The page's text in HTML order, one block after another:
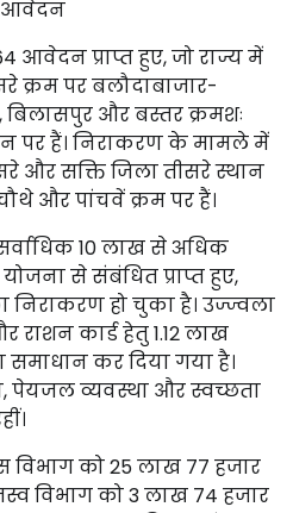
आवेदन
आवेदन प्राप्त हुए, जो राज्य में
क्रम पर बलौदाबाजार-
बिलासपुर और बस्तर क्रमशः
पर हैं। निराकरण के मामले में
और सक्ति जिला तीसरे स्थान
और पांचवें क्रम पर हैं।
10 लाख से अधिक
से संबंधित प्राप्त हुए,
निराकरण हो चुका है। उज्ज्वला
कार्ड हेतु 1.12 लाख
कर दिया गया है।
पेयजल व्यवस्था और स्वच्छता
विभाग को 25 लाख 77 हजार
विभाग को 3 लाख 74 हजार